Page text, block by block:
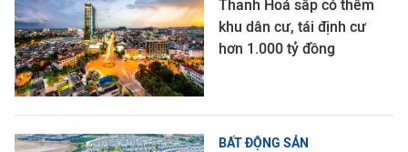
Thanh Hoá sắp có thêm
khu dân cư, tái định cư
hơn 1.000 tỷ đồng
BẤT ĐỘNG SẢN